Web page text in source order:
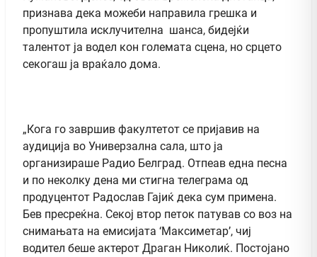
признава дека можеби направила грешка и
пропуштила исклучителна шанса, бидејќи
талентот ја водел кон големата сцена, но срцето
секогаш ја враќало дома.
„Кога го завршив факултетот се пријавив на
аудиција во Универзална сала, што ја
организираше Радио Белград. Отпеав една песна
и по неколку дена ми стигна телеграма од
продуцентот Радослав Гајиќ дека сум примена.
Бев пресреќна. Секој втор петок патував со воз на
снимањата на емисијата ‘Максиметар’, чиј
водител беше актерот Драган Николиќ. Постојано